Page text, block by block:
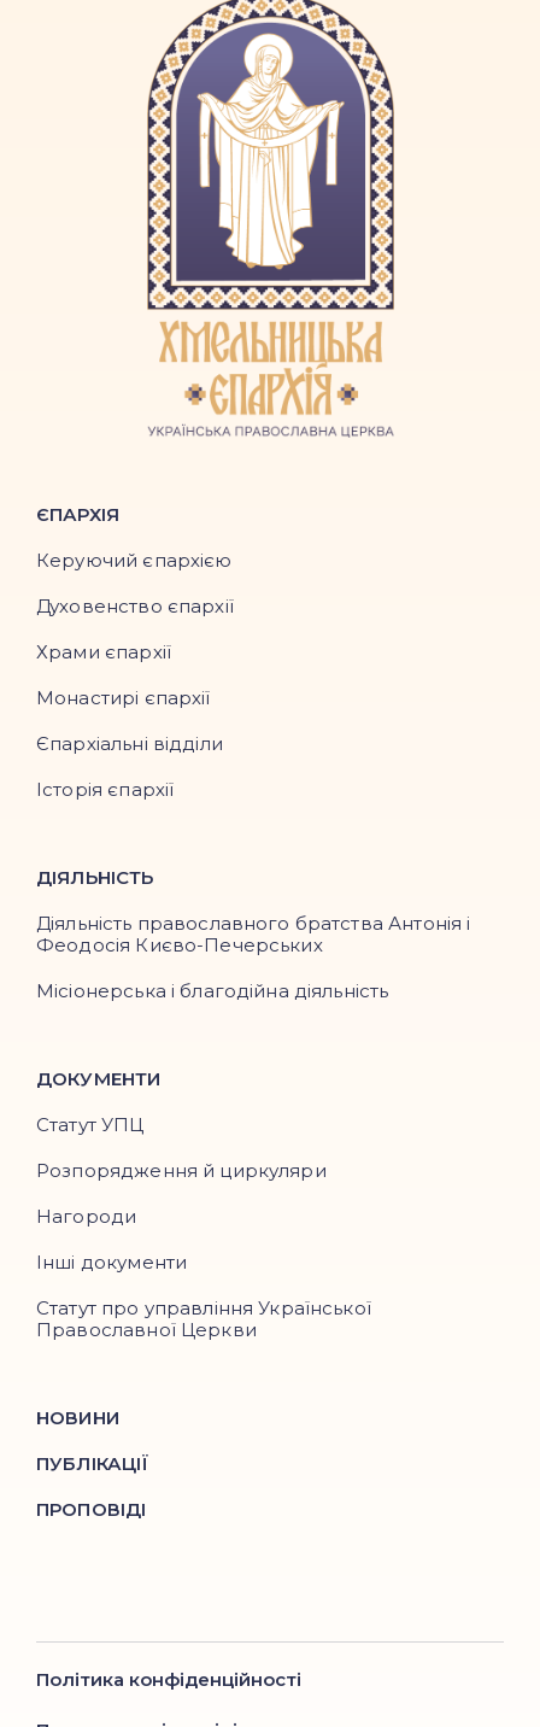
ЄПАРХІЯ
Керуючий єпархією
Духовенство єпархії
Храми єпархії
Монастирі єпархії
Єпархіальні відділи
Історія єпархії
ДІЯЛЬНІСТЬ
Діяльність православного братства Антонія і
Феодосія Києво-Печерських
Місіонерська і благодійна діяльність
ДОКУМЕНТИ
Статут УПЦ
Розпорядження й циркуляри
Нагороди
Інші документи
Статут про управління Української
Православної Церкви
НОВИНИ
ПУБЛІКАЦІЇ
ПРОПОВІДІ
Політика конфіденційності